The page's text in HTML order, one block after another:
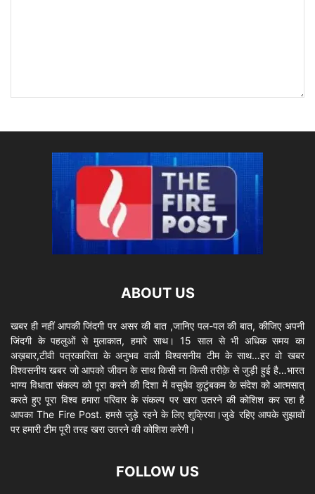
ABOUT US
खबर ही नहीं आपकी जिंदगी पर असर की बात ,जानिए पल-पल की बात, कीजिए अपनी
जिंदगी के पहलुओं से मुलाकात, हमारे साथ। 15 साल से भी अधिक समय का
अख़बार,टीवी पत्रकारिता के अनुभव वाली विश्वसनीय टीम के साथ…हर वो खबर
विश्वसनीय खबर जो आपको जीवन के साथ किसी ना किसी तरीक़े से जुड़ी हुई है…भारत
भाग्य विधाता संकल्प को पूरा करने की दिशा में वसुधैव कुटुंबकम के संदेश को आत्मसात्
करते हुए पूरा विश्व हमारा परिवार के संकल्प पर खरा उतरने की कोशिश कर रहा है
आपका The Fire Post. हमसे जुड़े रहने के लिए शुक्रिया।जुडे रहिए आपके सुझावों
पर हमारी टीम पूरी तरह खरा उतरने की कोशिश करेगी।
FOLLOW US